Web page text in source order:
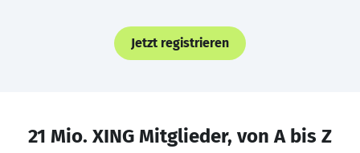
Jetzt registrieren
21 Mio. XING Mitglieder, von A bis Z